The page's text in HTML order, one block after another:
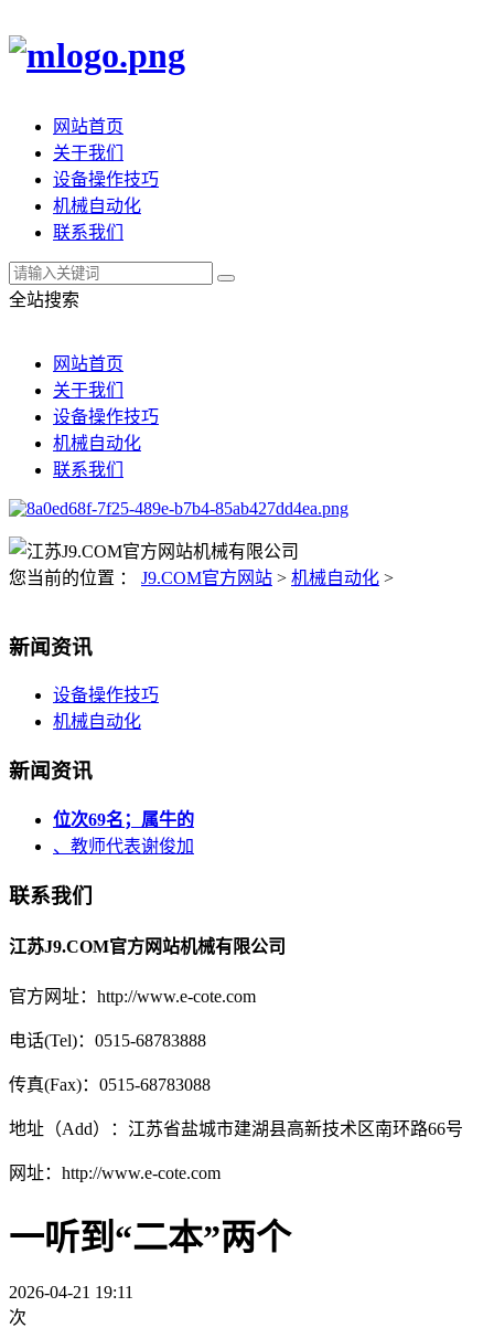
网站首页
关于我们
设备操作技巧
机械自动化
联系我们
全站搜索
网站首页
关于我们
设备操作技巧
机械自动化
联系我们
您当前的位置 ： J9.COM官方网站 > 机械自动化 >
新闻资讯
设备操作技巧
机械自动化
新闻资讯
位次69名；属牛的
、教师代表谢俊加
联系我们
江苏J9.COM官方网站机械有限公司
官方网址：http://www.e-cote.com
电话(Tel)：0515-68783888
传真(Fax)：0515-68783088
地址（Add）：江苏省盐城市建湖县高新技术区南环路66号
网址：http://www.e-cote.com
一听到“二本”两个
2026-04-21 19:11
次